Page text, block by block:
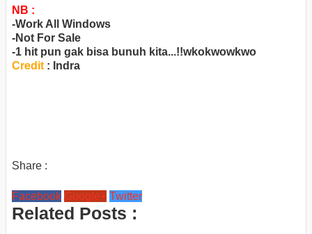
NB :
-Work All Windows
-Not For Sale
-1 hit pun gak bisa bunuh kita...!!wkokwowkwo
Credit : Indra
Share :
Facebook Google+ Twitter
Related Posts :